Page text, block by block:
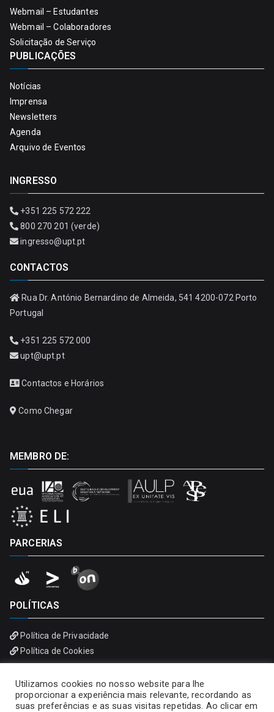
Webmail – Estudantes
Webmail – Colaboradores
Solicitação de Serviço
PUBLICAÇÕES
Notícias
Imprensa
Newsletters
Agenda
Arquivo de Eventos
INGRESSO
+351 225 572 222
800 270 201 (verde)
ingresso@upt.pt
CONTACTOS
Rua Dr. António Bernardino de Almeida, 541 4200-072 Porto
Portugal
+351 225 572 000
upt@upt.pt
Contactos e Horários
Como Chegar
MEMBRO DE:
PARCERIAS
POLÍTICAS
Política de Privacidade
Política de Cookies
Utilizamos cookies no nosso website para lhe
proporcionar a experiência mais relevante, recordando as
suas preferências e as suas visitas repetidas. Ao clicar em